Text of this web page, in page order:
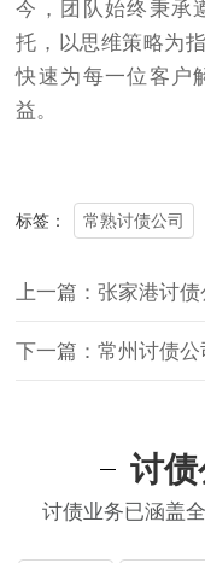
今，团队始终秉承
托，以思维策略为
快速为每一位客户
益。
标签： 常熟讨债公司
讨债
讨债业务已涵盖